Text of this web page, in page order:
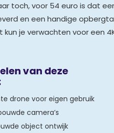
toch, voor 54 euro is dat
en een handige
kun je verwachten voor een
van deze
drone voor eigen gebruik
camera’s
object ontwijk